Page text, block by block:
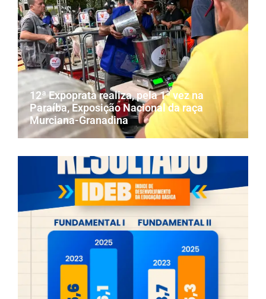
12ª Expoprata realiza, pela 1ª vez na
Paraíba, Exposição Nacional da raça
Murciana-Granadina